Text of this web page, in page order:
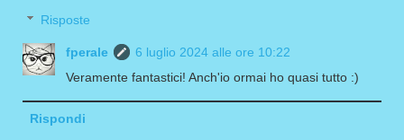
Risposte
fperale
6 luglio 2024 alle ore 10:22
Veramente fantastici! Anch'io ormai ho quasi tutto :)
Rispondi